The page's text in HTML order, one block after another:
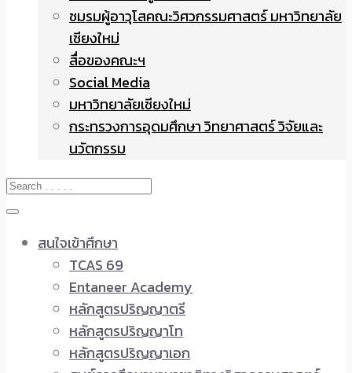
ชมรมผู้อาวุโสคณะวิศวกรรมศาสตร์ มหาวิทยาลัย
เชียงใหม่
สื่อของคณะฯ
Social Media
มหาวิทยาลัยเชียงใหม่
กระทรวงการอุดมศึกษา วิทยาศาสตร์ วิจัยและ
นวัตกรรม
สนใจเข้าศึกษา
TCAS 69
Entaneer Academy
หลักสูตรปริญญาตรี
หลักสูตรปริญญาโท
หลักสูตรปริญญาเอก